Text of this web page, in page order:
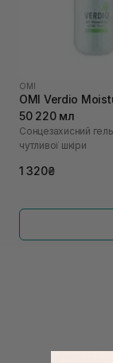
OMI
OMI Verdio
50 220 мл
Сонцезахисний
чутливої шкіри
1 320₴